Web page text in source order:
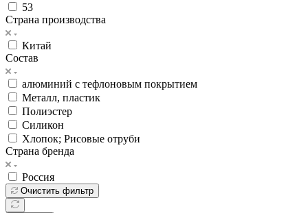
53
Страна производства
Китай
Состав
алюминий с тефлоновым покрытием
Металл, пластик
Полиэстер
Силикон
Хлопок; Рисовые отруби
Страна бренда
Россия
Очистить фильтр